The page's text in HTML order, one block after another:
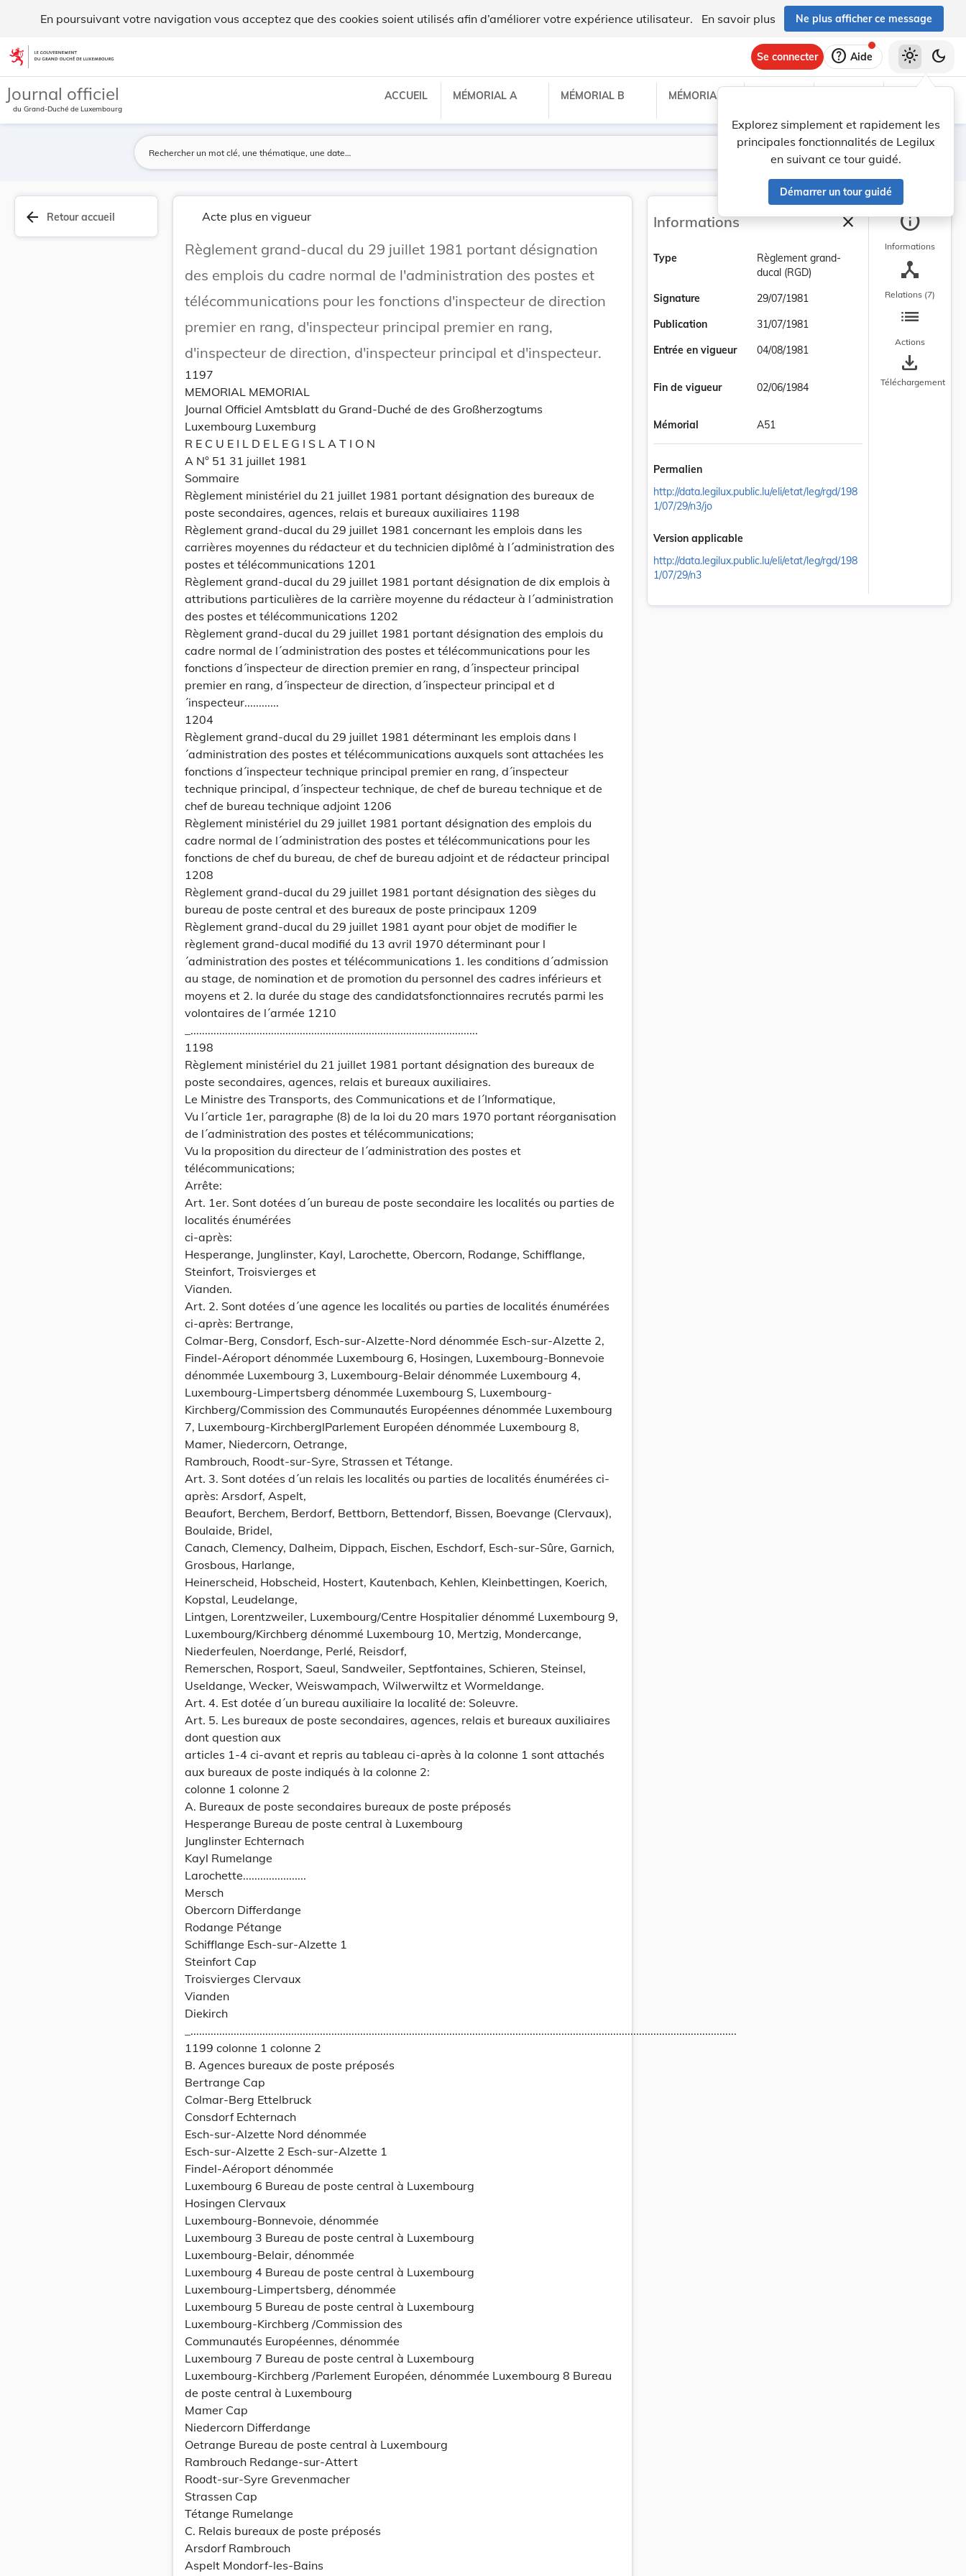
En poursuivant votre navigation vous acceptez que des cookies soient utilisés afin d’améliorer votre expérience utilisateur. En savoir plus Ne plus afficher ce message
Aller au contenu
Se connecter help Aide
Explorez simplement et rapidement les
principales fonctionnalités de Legilux
en suivant ce tour guidé.
Démarrer un tour guidé
light_mode dark_mode
Journal officiel
du Grand-Duché de Luxembourg
ACCUEIL MÉMORIAL A MÉMORIAL B MÉMORIAL C
Lancer la recherche
Filtres
arrow_back Retour accueil Acte plus en vigueur
Règlement grand-ducal du 29 juillet 1981 portant désignation
des emplois du cadre normal de l'administration des postes et
télécommunications pour les fonctions d'inspecteur de direction
premier en rang, d'inspecteur principal premier en rang,
d'inspecteur de direction, d'inspecteur principal et d'inspecteur.
1197
MEMORIAL MEMORIAL
Journal Officiel Amtsblatt du Grand-Duché de des Großherzogtums
Luxembourg Luxemburg
R E C U E I L D E L E G I S L A T I O N
A N° 51 31 juillet 1981
Sommaire
Règlement ministériel du 21 juillet 1981 portant désignation des bureaux de
poste secondaires, agences, relais et bureaux auxiliaires 1198
Règlement grand-ducal du 29 juillet 1981 concernant les emplois dans les
carrières moyennes du rédacteur et du technicien diplômé à l´administration des
postes et télécommunications 1201
Règlement grand-ducal du 29 juillet 1981 portant désignation de dix emplois à
attributions particulières de la carrière moyenne du rédacteur à l´administration
des postes et télécommunications 1202
Règlement grand-ducal du 29 juillet 1981 portant désignation des emplois du
cadre normal de l´administration des postes et télécommunications pour les
fonctions d´inspecteur de direction premier en rang, d´inspecteur principal
premier en rang, d´inspecteur de direction, d´inspecteur principal et d
´inspecteur............
1204
Règlement grand-ducal du 29 juillet 1981 déterminant les emplois dans l
´administration des postes et télécommunications auxquels sont attachées les
fonctions d´inspecteur technique principal premier en rang, d´inspecteur
technique principal, d´inspecteur technique, de chef de bureau technique et de
chef de bureau technique adjoint 1206
Règlement ministériel du 29 juillet 1981 portant désignation des emplois du
cadre normal de l´administration des postes et télécommunications pour les
fonctions de chef du bureau, de chef de bureau adjoint et de rédacteur principal
1208
Règlement grand-ducal du 29 juillet 1981 portant désignation des sièges du
bureau de poste central et des bureaux de poste principaux 1209
Règlement grand-ducal du 29 juillet 1981 ayant pour objet de modifier le
règlement grand-ducal modifié du 13 avril 1970 déterminant pour l
´administration des postes et télécommunications 1. les conditions d´admission
au stage, de nomination et de promotion du personnel des cadres inférieurs et
moyens et 2. la durée du stage des candidatsfonctionnaires recrutés parmi les
volontaires de l´armée 1210
_....................................................................................................
1198
Règlement ministériel du 21 juillet 1981 portant désignation des bureaux de
poste secondaires, agences, relais et bureaux auxiliaires.
Le Ministre des Transports, des Communications et de l´Informatique,
Vu l´article 1er, paragraphe (8) de la loi du 20 mars 1970 portant réorganisation
de l´administration des postes et télécommunications;
Vu la proposition du directeur de l´administration des postes et
télécommunications;
Arrête:
Art. 1er. Sont dotées d´un bureau de poste secondaire les localités ou parties de
localités énumérées
ci-après:
Hesperange, Junglinster, Kayl, Larochette, Obercorn, Rodange, Schifflange,
Steinfort, Troisvierges et
Vianden.
Art. 2. Sont dotées d´une agence les localités ou parties de localités énumérées
ci-après: Bertrange,
Colmar-Berg, Consdorf, Esch-sur-Alzette-Nord dénommée Esch-sur-Alzette 2,
Findel-Aéroport dénommée Luxembourg 6, Hosingen, Luxembourg-Bonnevoie
dénommée Luxembourg 3, Luxembourg-Belair dénommée Luxembourg 4,
Luxembourg-Limpertsberg dénommée Luxembourg S, Luxembourg-
Kirchberg/Commission des Communautés Européennes dénommée Luxembourg
7, Luxembourg-KirchberglParlement Européen dénommée Luxembourg 8,
Mamer, Niedercorn, Oetrange,
Rambrouch, Roodt-sur-Syre, Strassen et Tétange.
Art. 3. Sont dotées d´un relais les localités ou parties de localités énumérées ci-
après: Arsdorf, Aspelt,
Beaufort, Berchem, Berdorf, Bettborn, Bettendorf, Bissen, Boevange (Clervaux),
Boulaide, Bridel,
Canach, Clemency, Dalheim, Dippach, Eischen, Eschdorf, Esch-sur-Sûre, Garnich,
Grosbous, Harlange,
Heinerscheid, Hobscheid, Hostert, Kautenbach, Kehlen, Kleinbettingen, Koerich,
Kopstal, Leudelange,
Lintgen, Lorentzweiler, Luxembourg/Centre Hospitalier dénommé Luxembourg 9,
Luxembourg/Kirchberg dénommé Luxembourg 10, Mertzig, Mondercange,
Niederfeulen, Noerdange, Perlé, Reisdorf,
Remerschen, Rosport, Saeul, Sandweiler, Septfontaines, Schieren, Steinsel,
Useldange, Wecker, Weiswampach, Wilwerwiltz et Wormeldange.
Art. 4. Est dotée d´un bureau auxiliaire la localité de: Soleuvre.
Art. 5. Les bureaux de poste secondaires, agences, relais et bureaux auxiliaires
dont question aux
articles 1-4 ci-avant et repris au tableau ci-après à la colonne 1 sont attachés
aux bureaux de poste indiqués à la colonne 2:
colonne 1 colonne 2
A. Bureaux de poste secondaires bureaux de poste préposés
Hesperange Bureau de poste central à Luxembourg
Junglinster Echternach
Kayl Rumelange
Larochette......................
Mersch
Obercorn Differdange
Rodange Pétange
Schifflange Esch-sur-Alzette 1
Steinfort Cap
Troisvierges Clervaux
Vianden
Diekirch
_..............................................................................................................................................................................................
1199 colonne 1 colonne 2
B. Agences bureaux de poste préposés
Bertrange Cap
Colmar-Berg Ettelbruck
Consdorf Echternach
Esch-sur-Alzette Nord dénommée
Esch-sur-Alzette 2 Esch-sur-Alzette 1
Findel-Aéroport dénommée
Luxembourg 6 Bureau de poste central à Luxembourg
Hosingen Clervaux
Luxembourg-Bonnevoie, dénommée
Luxembourg 3 Bureau de poste central à Luxembourg
Luxembourg-Belair, dénommée
Luxembourg 4 Bureau de poste central à Luxembourg
Luxembourg-Limpertsberg, dénommée
Luxembourg 5 Bureau de poste central à Luxembourg
Luxembourg-Kirchberg /Commission des
Communautés Européennes, dénommée
Luxembourg 7 Bureau de poste central à Luxembourg
Luxembourg-Kirchberg /Parlement Européen, dénommée Luxembourg 8 Bureau
de poste central à Luxembourg
Mamer Cap
Niedercorn Differdange
Oetrange Bureau de poste central à Luxembourg
Rambrouch Redange-sur-Attert
Roodt-sur-Syre Grevenmacher
Strassen Cap
Tétange Rumelange
C. Relais bureaux de poste préposés
Arsdorf Rambrouch
Aspelt Mondorf-les-Bains
Informations closeFermer la barre
Type
Règlement grand-
ducal (RGD)
Signature
29/07/1981
Publication
31/07/1981
Entrée en vigueur
04/08/1981
Fin de vigueur 02/06/1984
Mémorial A51
Permalien
http://data.legilux.public.lu/eli/etat/leg/rgd/198
1/07/29/n3/jo
Version applicable
http://data.legilux.public.lu/eli/etat/leg/rgd/198
1/07/29/n3
info
Informations
device_hub
Relations (7)
list
Actions
save_alt
Téléchargement